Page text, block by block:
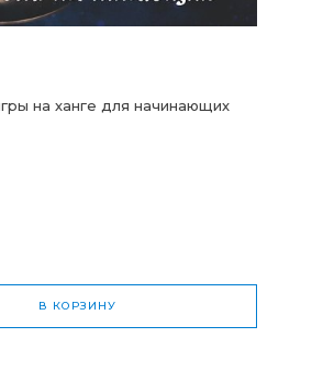
на ханге для начинающих
В КОРЗИНУ